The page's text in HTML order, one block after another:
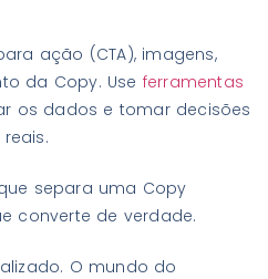
ação (CTA), imagens,
da Copy. Use ferramentas
os dados e tomar decisões
separa uma Copy
converte de verdade.
O mundo do